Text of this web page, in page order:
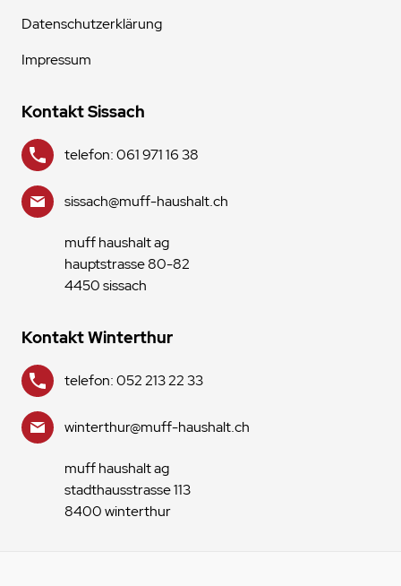
Datenschutzerklärung
Impressum
Kontakt Sissach
telefon: 061 971 16 38
sissach@muff-haushalt.ch
muff haushalt ag
hauptstrasse 80-82
4450 sissach
Kontakt Winterthur
telefon: 052 213 22 33
winterthur@muff-haushalt.ch
muff haushalt ag
stadthausstrasse 113
8400 winterthur